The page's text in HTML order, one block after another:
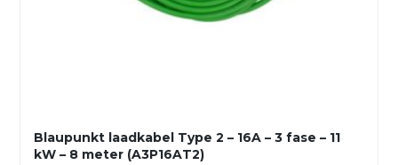
Blaupunkt laadkabel Type 2 – 16A – 3 fase – 11
kW – 8 meter (A3P16AT2)